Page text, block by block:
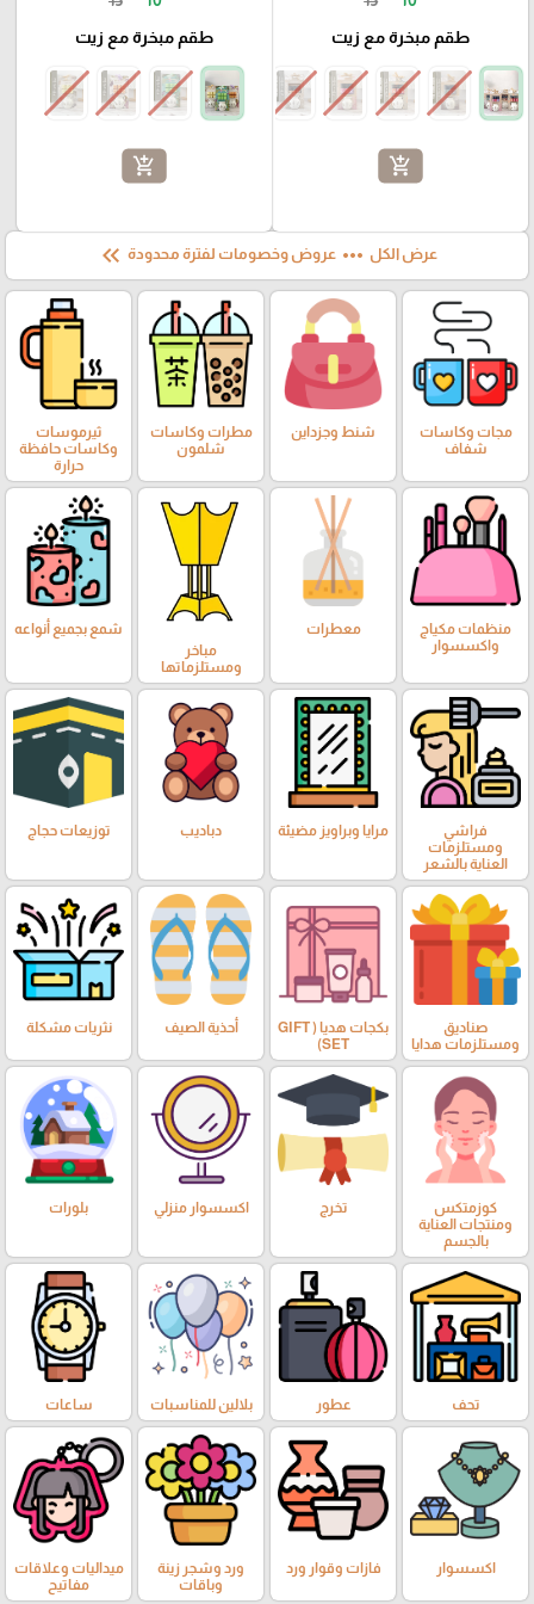
طقم مبخرة مع زيت
add_shopping_cart
طقم مبخرة مع زيت
add_shopping_cart
عرض الكل more_horiz عروض وخصومات لفترة محدودة keyboard_double_arrow_left
مجات وكاسات
شفاف
شنط وجزداين
مطرات وكاسات
شلمون
ثيرموسات
وكاسات حافظة
حرارة
منظمات مكياج
واكسسوار
معطرات
مباخر
ومستلزماتها
شمع بجميع أنواعه
فراشي
ومستلزمات
العناية بالشعر
مرايا وبراويز مضيئة دباديب توزيعات حجاج
صناديق
ومستلزمات هدايا
بكجات هديا ( GIFT
SET)
أحذية الصيف نثريات مشكلة
كوزمتكس
ومنتجات العناية
بالجسم
تخرج اكسسوار منزلي بلورات
تحف عطور بلالين للمناسبات ساعات
اكسسوار فازات وقوار ورد
ورد وشجر زينة
وباقات
ميداليات وعلاقات
مفاتيح